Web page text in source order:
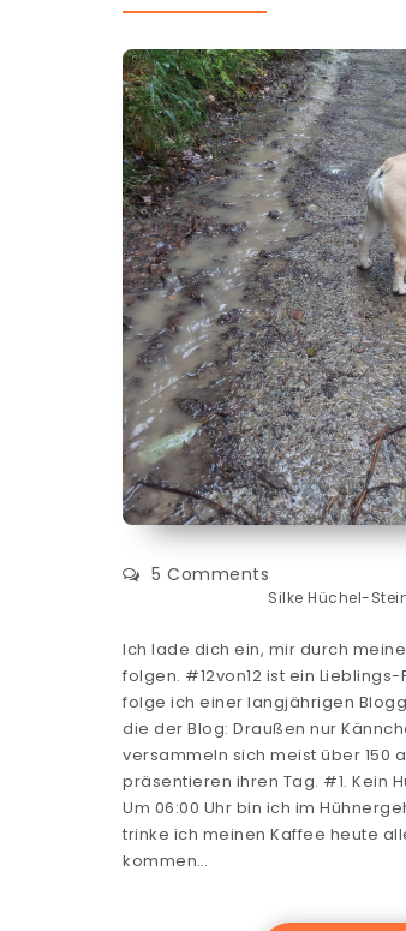
Silke Hüchel-
5 Comments
Ich lade dich ein, mir durch
folgen. #12von12 ist ein
folge ich einer langjährigen
die der Blog: Draußen nur
versammeln sich meist über 150
präsentieren ihren Tag. #1. Kein
Um 06:00 Uhr bin ich im
trinke ich meinen Kaffee heute
kommen…